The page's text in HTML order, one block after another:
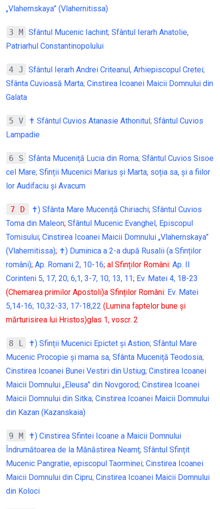
„Vlahernskaya” (Vlahernitissa)
3 M Sfântul Mucenic Iachint; Sfântul Ierarh Anatolie,
Patriarhul Constantinopolului
4 J Sfântul Ierarh Andrei Criteanul, Arhiepiscopul Cretei;
Sfânta Cuvioasă Marta; Cinstirea Icoanei Maicii Domnului din
Galata
5 V ✝ Sfântul Cuvios Atanasie Athonitul; Sfântul Cuvios
Lampadie
6 S Sfânta Muceniță Lucia din Roma; Sfântul Cuvios Sisoe
cel Mare; Sfinții Mucenici Marius și Marta, soția sa, și a fiilor
lor Audifaciu și Avacum
7 D ✝) Sfânta Mare Muceniță Chiriachi;Sfântul Cuvios
Toma din Maleon; Sfântul Mucenic Evanghel, Episcopul
Tomisului; Cinstirea Icoanei Maicii Domnului „Vlahernskaya”
(Vlahernitissa); ✝) Duminica a 2-a după Rusalii (a Sfinților
români); Ap. Romani 2, 10-16; al Sfinților Români: Ap. II
Corinteni 5, 17, 20; 6,1, 3-7, 10; 13, 11; Ev. Matei 4, 18-23
(Chemarea primilor Apostoli)a Sfinților Români: Ev. Matei
5,14-16; 10,32-33, 17-18,22 (Lumina faptelor bune și
mărturisirea lui Hristos)glas 1, voscr. 2
8 L ✝) Sfinții Mucenici Epictet și Astion; Sfântul Mare
Mucenic Procopie și mama sa, Sfânta Muceniță Teodosia;
Cinstirea Icoanei Bunei Vestiri din Ustiug; Cinstirea Icoanei
Maicii Domnului „Eleusa” din Novgorod; Cinstirea Icoanei
Maicii Domnului din Sitka; Cinstirea Icoanei Maicii Domnului
din Kazan (Kazanskaia)
9 M
✝) Cinstirea Sfintei Icoane a Maicii Domnului
Îndrumătoarea de la Mănăstirea Neamț; Sfântul Sfințit
Mucenic Pangratie, episcopul Taorminei; Cinstirea Icoanei
Maicii Domnului din Cipru; Cinstirea Icoanei Maicii Domnului
din Koloci